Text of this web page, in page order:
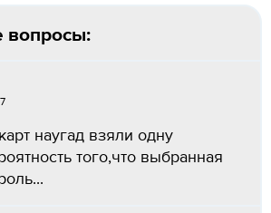
вопросы:
наугад взяли одну
того,что выбранная